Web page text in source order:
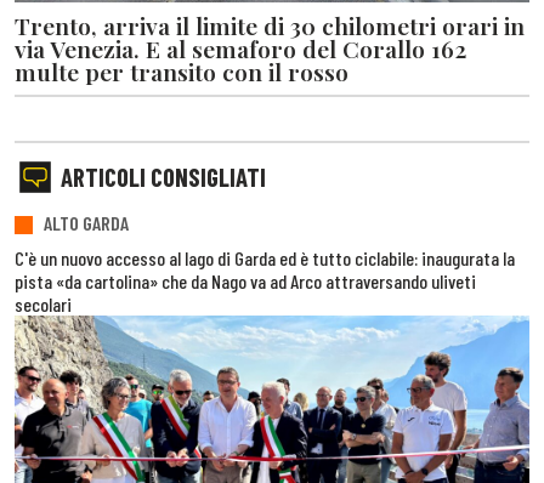
Trento, arriva il limite di 30 chilometri orari in
via Venezia. E al semaforo del Corallo 162
multe per transito con il rosso
ARTICOLI CONSIGLIATI
ALTO GARDA
C'è un nuovo accesso al lago di Garda ed è tutto ciclabile: inaugurata la
pista «da cartolina» che da Nago va ad Arco attraversando uliveti
secolari